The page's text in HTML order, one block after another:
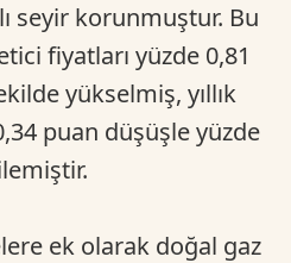
seyir korunmuştur. Bu
fiyatları yüzde 0,81
yükselmiş, yıllık
puan düşüşle yüzde
ek olarak doğal gaz